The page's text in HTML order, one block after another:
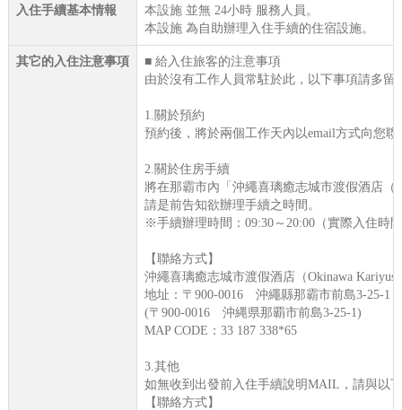
入住手續基本情報
本設施 並無 24小時 服務人員。
本設施 為自助辦理入住手續的住宿設施。
其它的入住注意事項
■ 給入住旅客的注意事項
由於沒有工作人員常駐於此，以下事項請多留
1.關於預約
預約後，將於兩個工作天內以email方式向您聯
2.關於住房手續
將在那霸市內「沖繩喜璃癒志城市渡假酒店（
請是前告知欲辦理手續之時間。
※手續辦理時間：09:30～20:00（實際入住時
【聯絡方式】
沖繩喜璃癒志城市渡假酒店（Okinawa
地址：〒900-0016 沖繩縣那霸市前島3-25-1
(〒900-0016 沖縄県那覇市前島3-25-1)
MAP CODE：33 187 338*65
3.其他
如無收到出發前入住手續說明MAIL，請與以
【聯絡方式】